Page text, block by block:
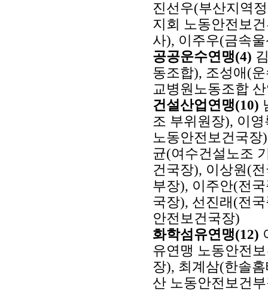
진선우(부산지역
지회 노동안전보
사), 이주우(금속
공공운수연맹(4)
동조합), 조성애(
교병원노동조합
건설산업연맹(10)
조 부위원장), 이
노동안전보건국
균(여수건설노조
건국장), 이상원(
부장), 이주안(전
국장), 선진래(전
안전보건국장)
화학섬유연맹(12)
유연맹 노동안전
장), 최계삼(한솔
산 노동안전보건